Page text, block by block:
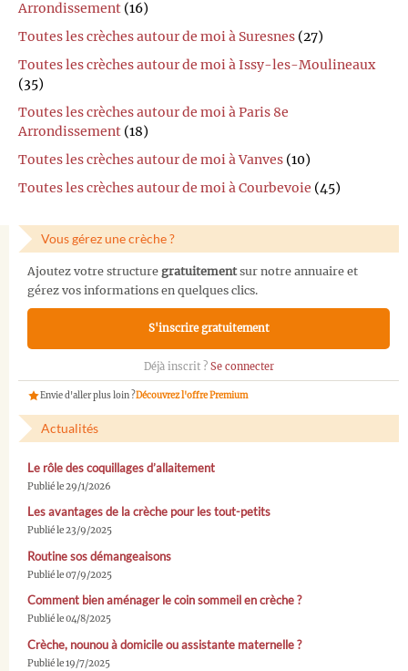
Arrondissement (16)
Toutes les crèches autour de moi à Suresnes (27)
Toutes les crèches autour de moi à Issy-les-Moulineaux
(35)
Toutes les crèches autour de moi à Paris 8e
Arrondissement (18)
Toutes les crèches autour de moi à Vanves (10)
Toutes les crèches autour de moi à Courbevoie (45)
Vous gérez une crèche ?
Ajoutez votre structure gratuitementsur notre annuaire et
gérez vos informations en quelques clics.
S'inscrire gratuitement
Déjà inscrit ? Se connecter
Envie d'aller plus loin ?Découvrez l'offre Premium
Actualités
Le rôle des coquillages d’allaitement
Publié le 29/1/2026
Les avantages de la crèche pour les tout-petits
Publié le 23/9/2025
Routine sos démangeaisons
Publié le 07/9/2025
Comment bien aménager le coin sommeil en crèche ?
Publié le 04/8/2025
Crèche, nounou à domicile ou assistante maternelle ?
Publié le 19/7/2025